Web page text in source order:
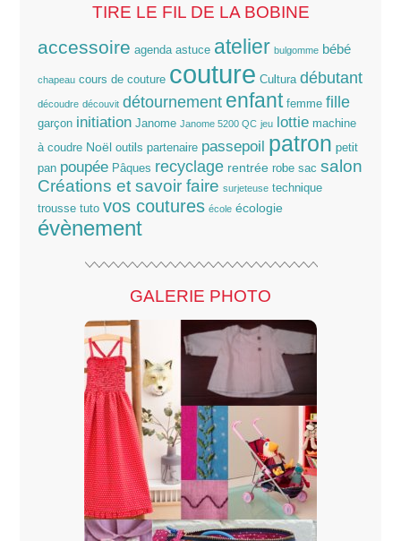
TIRE LE FIL DE LA BOBINE
accessoire agenda astuce atelier bulgomme bébé
chapeau cours de couture couture Cultura débutant
découdre découvit détournement enfant femme fille
garçon initiation Janome Janome 5200 QC jeu lottie machine
à coudre Noël outils partenaire passepoil patron petit
pan poupée Pâques recyclage rentrée robe sac salon
Créations et savoir faire surjeteuse technique
trousse tuto vos coutures école écologie
évènement
GALERIE PHOTO